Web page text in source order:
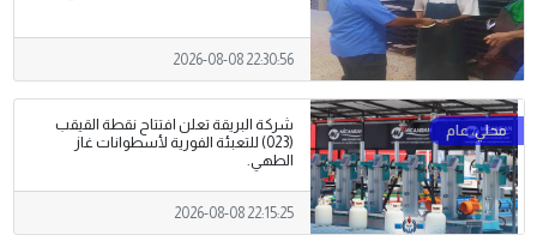
2026-08-08 22:30:56
شركة البريقة تعلن افتتاح نقطة القيقب
(023) للتعبئة الفورية لأسطوانات غاز
الطهي.
2026-08-08 22:15:25